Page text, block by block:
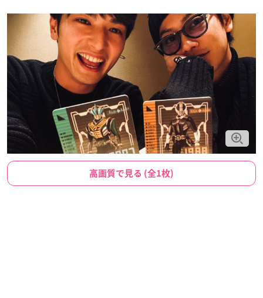
高画質で見る (全1枚)